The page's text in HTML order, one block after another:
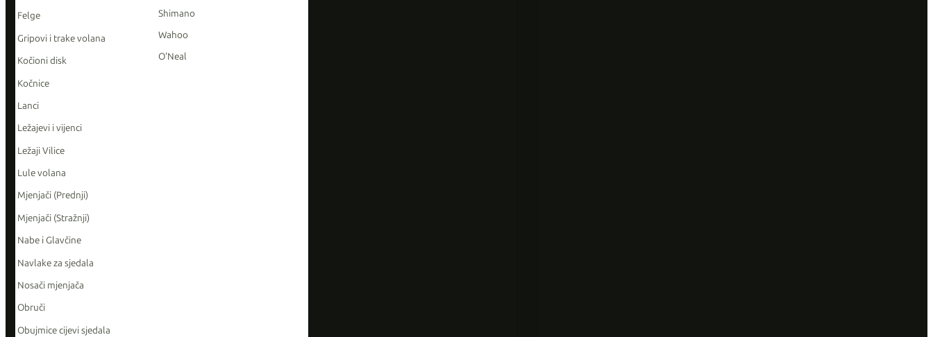
Felge
Gripovi i trake volana
Kočioni disk
Kočnice
Lanci
Ležajevi i vijenci
Ležaji Vilice
Lule volana
Mjenjači (Prednji)
Mjenjači (Stražnji)
Nabe i Glavčine
Navlake za sjedala
Nosači mjenjača
Obruči
Obujmice cijevi sjedala
Shimano
Wahoo
O'Neal